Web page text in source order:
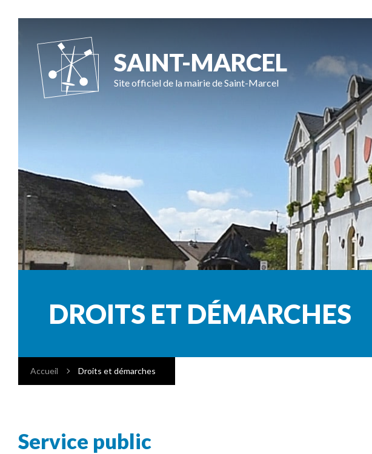
SAINT-MARCEL
Site officiel de la mairie de Saint-Marcel
DROITS ET DÉMARCHES
Accueil Droits et démarches
Service public